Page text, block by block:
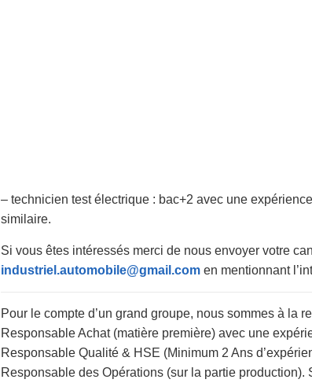
– technicien test électrique : bac+2 avec une
similaire.
Si vous êtes intéressés merci de nous envoyer votre
industriel.automobile@gmail.com en mentionnant
Pour le compte d’un grand groupe, nous sommes à la
Responsable Achat (matière première) avec une
Responsable Qualité & HSE (Minimum 2 Ans
Responsable des Opérations (sur la partie production).